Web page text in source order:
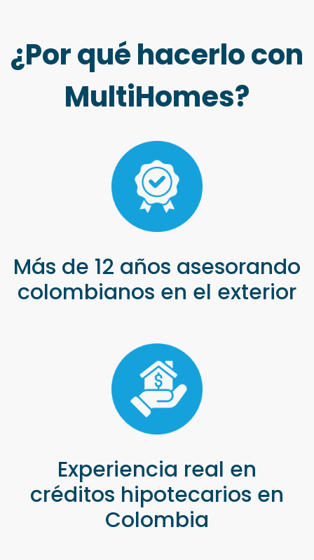
¿Por qué hacerlo con
MultiHomes?
Más de 12 años asesorando
colombianos en el exterior
Experiencia real en
créditos hipotecarios en
Colombia